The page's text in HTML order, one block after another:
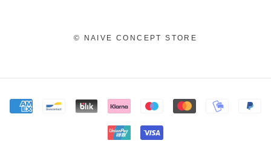
© NAIVE CONCEPT STORE